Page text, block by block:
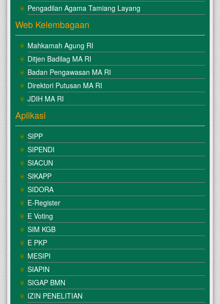
Pengadilan Agama Tamiang Layang
Web Kelembagaan
Mahkamah Agung RI
Ditjen Badilag MA RI
Badan Pengawasan MA RI
Direktori Putusan MA RI
JDIH MA RI
Aplikasi
SIPP
SIPENDI
SIACUN
SIKAPP
SIDORA
E-Register
E Voting
SIM KGB
E PKP
MESIPI
SIAPIN
SIGAP BMN
IZIN PENELITIAN